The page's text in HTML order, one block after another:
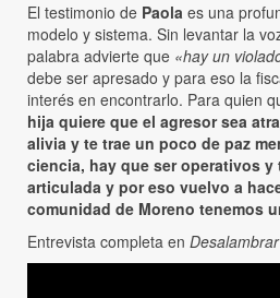
El testimonio de Paola es una
modelo y sistema. Sin levantar la
palabra advierte que «hay un
debe ser apresado y para eso la
interés en encontrarlo. Para quien
hija quiere que el agresor sea
alivia y te trae un poco de paz
ciencia, hay que ser operativos y
articulada y por eso vuelvo a
comunidad de Moreno tenemos
Entrevista completa en